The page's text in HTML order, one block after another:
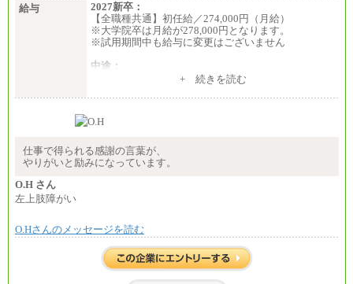
給与
2027新卒：
【全職種共通】初任給／274,000円（月給）
※大学院卒は月給が278,000円となります。
※試用期間中も給与に変更はございません
中途：
（１）～（４）274,000円（月給）～
※経験・年齢などを考慮のうえ、当社規程により優
※業務内容・勤務形態に応じて、上記給与の範囲内
※試用期間中も給与に変更はございません
+ 続きを読む
仕事で得られる感謝の言葉が、
やりがいと励みになっています。
O.H さん
左上肢障がい
O.Hさんのメッセージを読む